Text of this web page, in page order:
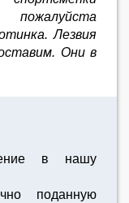
Лезвия
Они в
в нашу
поданную